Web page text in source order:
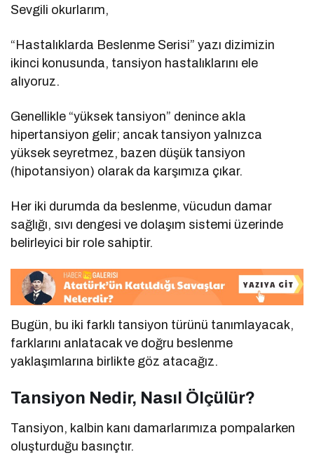
Sevgili okurlarım,
“Hastalıklarda Beslenme Serisi” yazı dizimizin
ikinci konusunda, tansiyon hastalıklarını ele
alıyoruz.
Genellikle “yüksek tansiyon” denince akla
hipertansiyon gelir; ancak tansiyon yalnızca
yüksek seyretmez, bazen düşük tansiyon
(hipotansiyon) olarak da karşımıza çıkar.
Her iki durumda da beslenme, vücudun damar
sağlığı, sıvı dengesi ve dolaşım sistemi üzerinde
belirleyici bir role sahiptir.
Bugün, bu iki farklı tansiyon türünü tanımlayacak,
farklarını anlatacak ve doğru beslenme
yaklaşımlarına birlikte göz atacağız.
Tansiyon Nedir, Nasıl Ölçülür?
Tansiyon, kalbin kanı damarlarımıza pompalarken
oluşturduğu basınçtır.